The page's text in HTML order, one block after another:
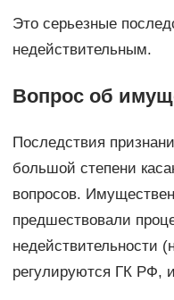
Это серьезные
недействительным.
Вопрос об
Последствия
большой степени
вопросов.
предшествовали
недействительности
регулируются ГК РФ,